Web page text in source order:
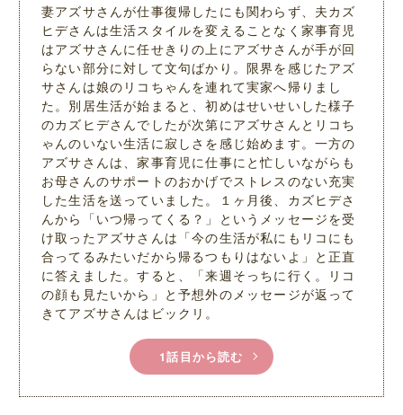
妻アズサさんが仕事復帰したにも関わらず、夫カズ
ヒデさんは生活スタイルを変えることなく家事育児
はアズサさんに任せきりの上にアズサさんが手が回
らない部分に対して文句ばかり。限界を感じたアズ
サさんは娘のリコちゃんを連れて実家へ帰りまし
た。別居生活が始まると、初めはせいせいした様子
のカズヒデさんでしたが次第にアズサさんとリコち
ゃんのいない生活に寂しさを感じ始めます。一方の
アズサさんは、家事育児に仕事にと忙しいながらも
お母さんのサポートのおかげでストレスのない充実
した生活を送っていました。１ヶ月後、カズヒデさ
んから「いつ帰ってくる？」というメッセージを受
け取ったアズサさんは「今の生活が私にもリコにも
合ってるみたいだから帰るつもりはないよ」と正直
に答えました。すると、「来週そっちに行く。リコ
の顔も見たいから」と予想外のメッセージが返って
きてアズサさんはビックリ。
1話目から読む